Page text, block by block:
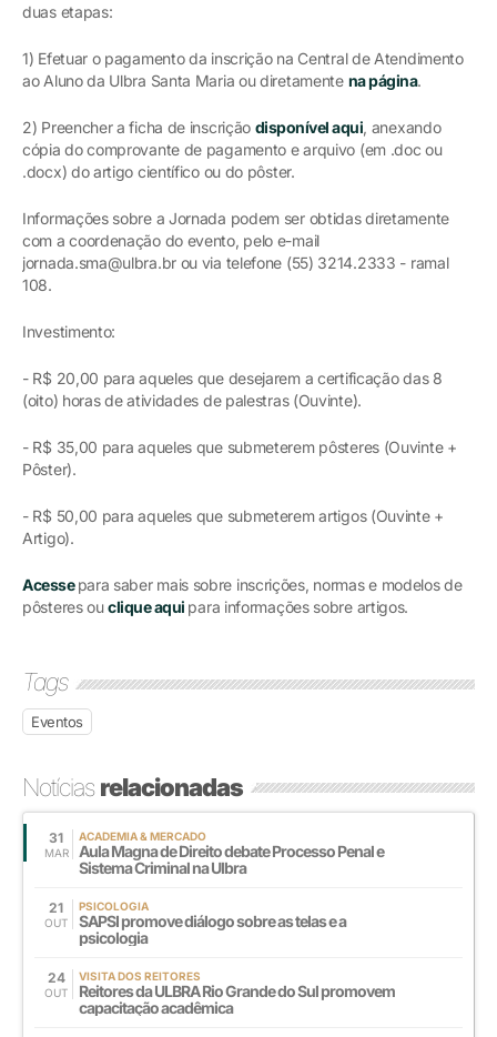
duas etapas:
1) Efetuar o pagamento da inscrição na Central de Atendimento
ao Aluno da Ulbra Santa Maria ou diretamente na página.
2) Preencher a ficha de inscrição disponível aqui, anexando
cópia do comprovante de pagamento e arquivo (em .doc ou
.docx) do artigo científico ou do pôster.
Informações sobre a Jornada podem ser obtidas diretamente
com a coordenação do evento, pelo e-mail
jornada.sma@ulbra.br ou via telefone (55) 3214.2333 - ramal
108.
Investimento:
- R$ 20,00 para aqueles que desejarem a certificação das 8
(oito) horas de atividades de palestras (Ouvinte).
- R$ 35,00 para aqueles que submeterem pôsteres (Ouvinte +
Pôster).
- R$ 50,00 para aqueles que submeterem artigos (Ouvinte +
Artigo).
Acessepara saber mais sobre inscrições, normas e modelos de
pôsteres ouclique aqui para informações sobre artigos.
Tags
Eventos
Notíciasrelacionadas
31
MAR
ACADEMIA & MERCADO
Aula Magna de Direito debate Processo Penal e
Sistema Criminal na Ulbra
21
OUT
PSICOLOGIA
SAPSI promove diálogo sobre as telas e a
psicologia
24
OUT
VISITA DOS REITORES
Reitores da ULBRA Rio Grande do Sul promovem
capacitação acadêmica